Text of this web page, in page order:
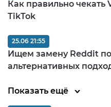
Как правильно чекать
TikTok
Ищем замену Reddit
альтернативных
25.06 21:55
Показать ещё